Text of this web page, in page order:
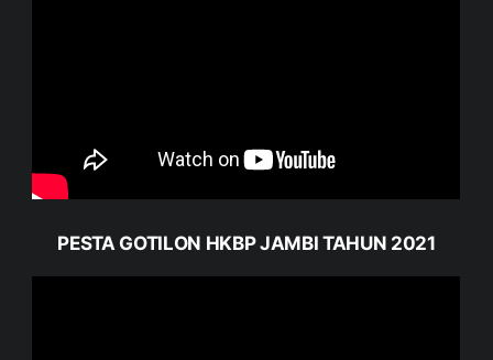
PESTA GOTILON HKBP JAMBI TAHUN 2021